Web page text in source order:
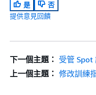
是
否
提供意見回饋
下一個主題： 受管 Spot
上一個主題： 修改訓練